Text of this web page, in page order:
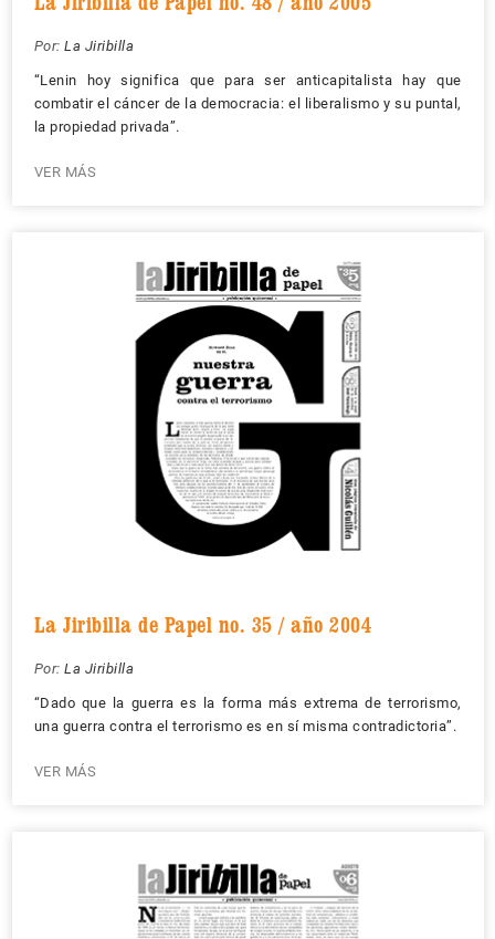
Por: La Jiribilla
“Lenin hoy significa que para ser anticapitalista hay que
combatir el cáncer de la democracia: el liberalismo y su puntal,
la propiedad privada”.
VER MÁS
La Jiribilla de Papel no. 35 / año 2004
Por: La Jiribilla
“Dado que la guerra es la forma más extrema de terrorismo,
una guerra contra el terrorismo es en sí misma contradictoria”.
VER MÁS